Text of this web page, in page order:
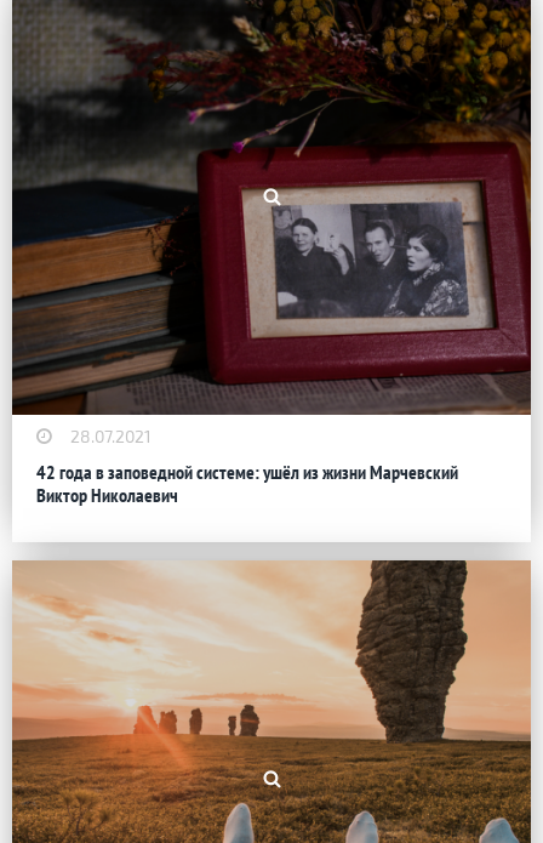
28.07.2021
42 года в заповедной системе: ушёл из жизни Марчевский
Виктор Николаевич